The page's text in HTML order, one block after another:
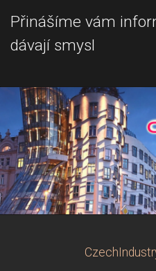
Přinášíme vám
dávají smysl